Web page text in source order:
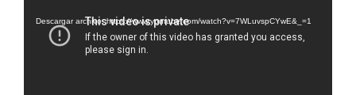
vídeo
Descargar archivo: https://www.youtube.com/watch?v=7WLuvspCYwE&_=1